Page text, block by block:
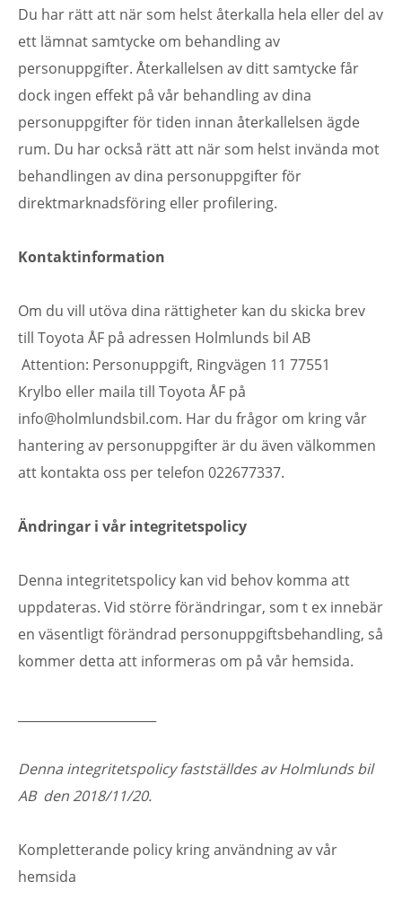
Du har rätt att när som helst återkalla hela eller del av
ett lämnat samtycke om behandling av
personuppgifter. Återkallelsen av ditt samtycke får
dock ingen effekt på vår behandling av dina
personuppgifter för tiden innan återkallelsen ägde
rum. Du har också rätt att när som helst invända mot
behandlingen av dina personuppgifter för
direktmarknadsföring eller profilering.
Kontaktinformation
Om du vill utöva dina rättigheter kan du skicka brev
till Toyota ÅF på adressen Holmlunds bil AB
Attention: Personuppgift, Ringvägen 11 77551
Krylbo eller maila till Toyota ÅF på
info@holmlundsbil.com. Har du frågor om kring vår
hantering av personuppgifter är du även välkommen
att kontakta oss per telefon 022677337.
Ändringar i vår integritetspolicy
Denna integritetspolicy kan vid behov komma att
uppdateras. Vid större förändringar, som t ex innebär
en väsentligt förändrad personuppgiftsbehandling, så
kommer detta att informeras om på vår hemsida.
Denna integritetspolicy fastställdes av Holmlunds bil
AB den 2018/11/20.
Kompletterande policy kring användning av vår
hemsida